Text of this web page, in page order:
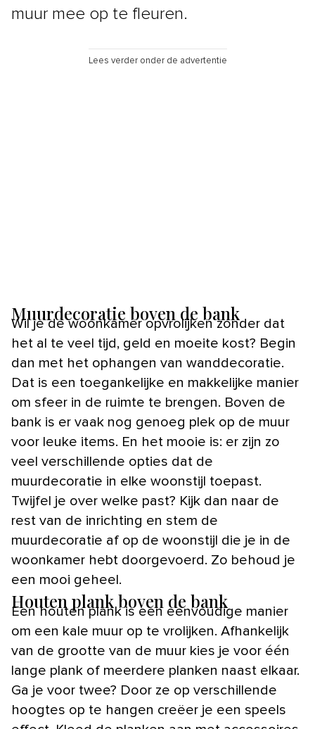
muur mee op te fleuren.
Lees verder onder de advertentie
Muurdecoratie boven de bank
Wil je de woonkamer opvrolijken zonder dat
het al te veel tijd, geld en moeite kost? Begin
dan met het ophangen van wanddecoratie.
Dat is een toegankelijke en makkelijke manier
om sfeer in de ruimte te brengen. Boven de
bank is er vaak nog genoeg plek op de muur
voor leuke items. En het mooie is: er zijn zo
veel verschillende opties dat de
muurdecoratie in elke woonstijl toepast.
Twijfel je over welke past? Kijk dan naar de
rest van de inrichting en stem de
muurdecoratie af op de woonstijl die je in de
woonkamer hebt doorgevoerd. Zo behoud je
een mooi geheel.
Houten plank boven de bank
Een houten plank is een eenvoudige manier
om een kale muur op te vrolijken. Afhankelijk
van de grootte van de muur kies je voor één
lange plank of meerdere planken naast elkaar.
Ga je voor twee? Door ze op verschillende
hoogtes op te hangen creëer je een speels